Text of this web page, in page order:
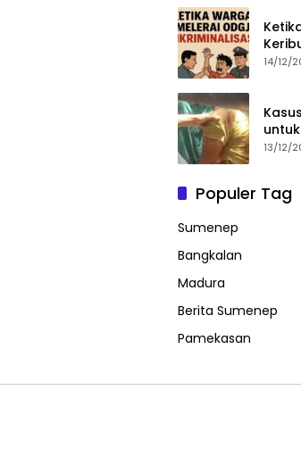
14/12/
13/12/
Populer Tag
Sumenep
Bangkalan
Madura
Berita Sumenep
Pamekasan